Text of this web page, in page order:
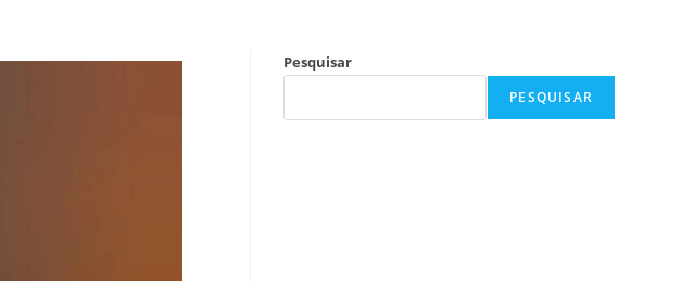
Pesquisar
PESQUISAR